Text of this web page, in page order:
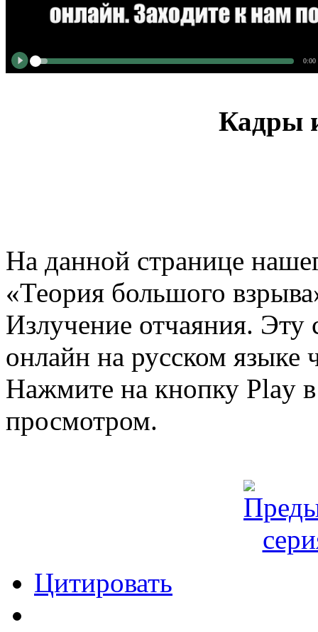
0:00
Кадры
На данной странице
«Теория большого
Излучение отчаяния.
онлайн на русском языке
Нажмите на кнопку Play
просмотром.
Цитировать